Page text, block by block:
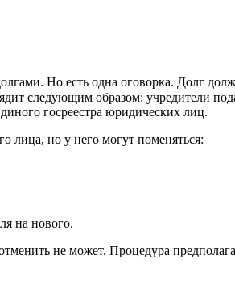
Но есть одна оговорка. Долг
следующим образом: учредители
госреестра юридических лиц.
лица, но у него могут поменяться:
на нового.
не может. Процедура